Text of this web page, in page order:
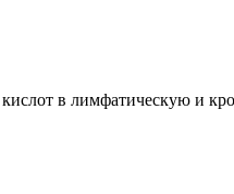
в лимфатическую и